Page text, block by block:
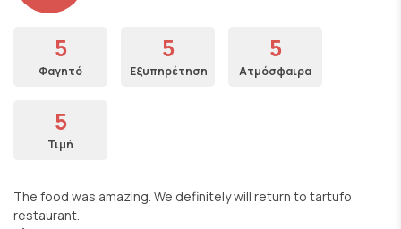
5
Φαγητό
5
Εξυπηρέτηση
5
Ατμόσφαιρα
5
Τιμή
The food was amazing. We definitely will return to tartufo
restaurant.